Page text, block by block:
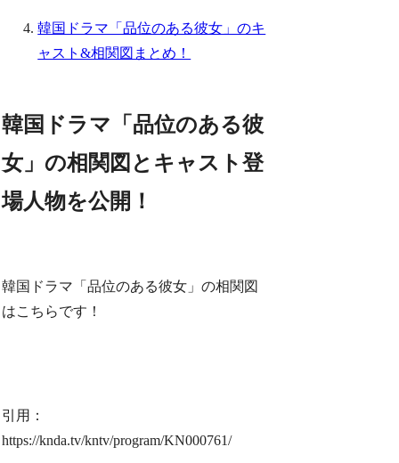
韓国ドラマ「品位のある彼女」のキ
ャスト&相関図まとめ！
韓国ドラマ「品位のある彼
女」の相関図とキャスト登
場人物を公開！
韓国ドラマ「品位のある彼女」の相関図
はこちらです！
引用：
https://knda.tv/kntv/program/KN000761/